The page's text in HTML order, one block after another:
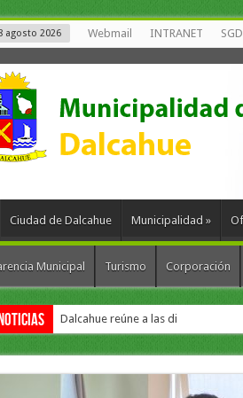
agosto 2026 Webmail INTRANET
Ciudad de Dalcahue Municipalidad »
Municipal Turismo Corporación
Dalcahue reúne a las diez